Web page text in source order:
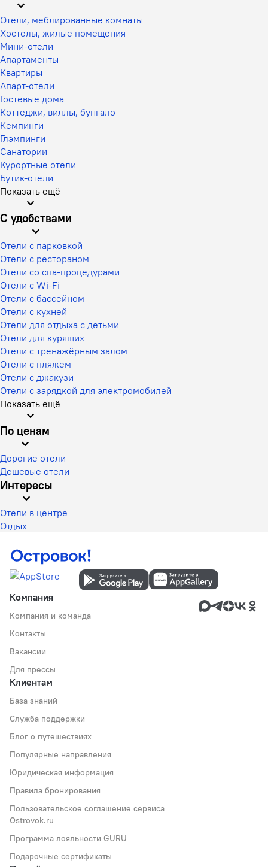
Отели, меблированные комнаты
Хостелы, жилые помещения
Мини-отели
Апартаменты
Квартиры
Апарт-отели
Гостевые дома
Коттеджи, виллы, бунгало
Кемпинги
Глэмпинги
Санатории
Курортные отели
Бутик-отели
Показать ещё
С удобствами
Отели с парковкой
Отели с рестораном
Отели со спа-процедурами
Отели с Wi-Fi
Отели с бассейном
Отели с кухней
Отели для отдыха с детьми
Отели для курящих
Отели с тренажёрным залом
Отели с пляжем
Отели с джакузи
Отели с зарядкой для электромобилей
Показать ещё
По ценам
Дорогие отели
Дешевые отели
Интересы
Отели в центре
Отдых
Компания
Компания и команда
Контакты
Вакансии
Для прессы
Клиентам
База знаний
Служба поддержки
Блог о путешествиях
Популярные направления
Юридическая информация
Правила бронирования
Пользовательское соглашение сервиса
Ostrovok.ru
Программа лояльности GURU
Подарочные сертификаты